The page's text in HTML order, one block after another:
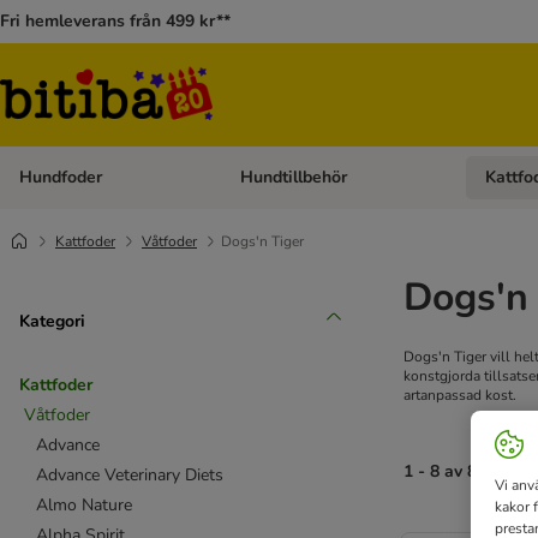
Fri hemleverans från 499 kr**
Hundfoder Open category menu: Hundfoder
Hundtillbehör Open
Kattfoder Våtfoder Dogs'n Tiger
Kategori
Kattfoder
Våtfoder
Advance
Advance Veterinary Diets
Almo Nature
Dogs'n Tiger vill
konstgjorda
artanpassad kost.
1 - 8 av 8 resultat
Vi
kakor